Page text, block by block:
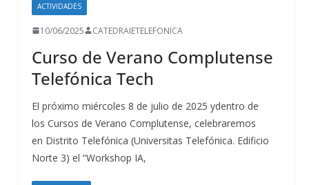
ACTIVIDADES
10/06/2025 CATEDRAIETELEFONICA
Curso de Verano Complutense
Telefónica Tech
El próximo miércoles 8 de julio de 2025 ydentro de
los Cursos de Verano Complutense, celebraremos
en Distrito Telefónica (Universitas Telefónica. Edificio
Norte 3) el “Workshop IA,